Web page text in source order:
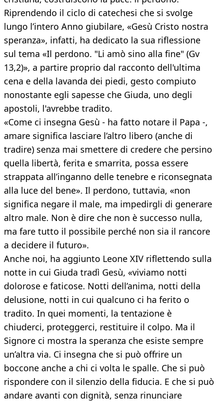
Riprendendo il ciclo di catechesi che si svolge
lungo l’intero Anno giubilare, «Gesù Cristo nostra
speranza», infatti, ha dedicato la sua riflessione
sul tema «Il perdono. "Li amò sino alla fine" (Gv
13,2)», a partire proprio dal racconto dell'ultima
cena e della lavanda dei piedi, gesto compiuto
nonostante egli sapesse che Giuda, uno degli
apostoli, l'avrebbe tradito.
«Come ci insegna Gesù - ha fatto notare il Papa -,
amare significa lasciare l’altro libero (anche di
tradire) senza mai smettere di credere che persino
quella libertà, ferita e smarrita, possa essere
strappata all’inganno delle tenebre e riconsegnata
alla luce del bene». Il perdono, tuttavia, «non
significa negare il male, ma impedirgli di generare
altro male. Non è dire che non è successo nulla,
ma fare tutto il possibile perché non sia il rancore
a decidere il futuro».
Anche noi, ha aggiunto Leone XIV riflettendo sulla
notte in cui Giuda tradì Gesù, «viviamo notti
dolorose e faticose. Notti dell’anima, notti della
delusione, notti in cui qualcuno ci ha ferito o
tradito. In quei momenti, la tentazione è
chiuderci, proteggerci, restituire il colpo. Ma il
Signore ci mostra la speranza che esiste sempre
un’altra via. Ci insegna che si può offrire un
boccone anche a chi ci volta le spalle. Che si può
rispondere con il silenzio della fiducia. E che si può
andare avanti con dignità, senza rinunciare